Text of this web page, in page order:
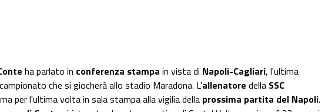
ha parlato in conferenza stampa in vista di Napoli-Cagliari, l'ultima
che si giocherà allo stadio Maradona. L'allenatore della SSC
per l'ultima volta in sala stampa alla vigilia della prossima partita del Napoli.